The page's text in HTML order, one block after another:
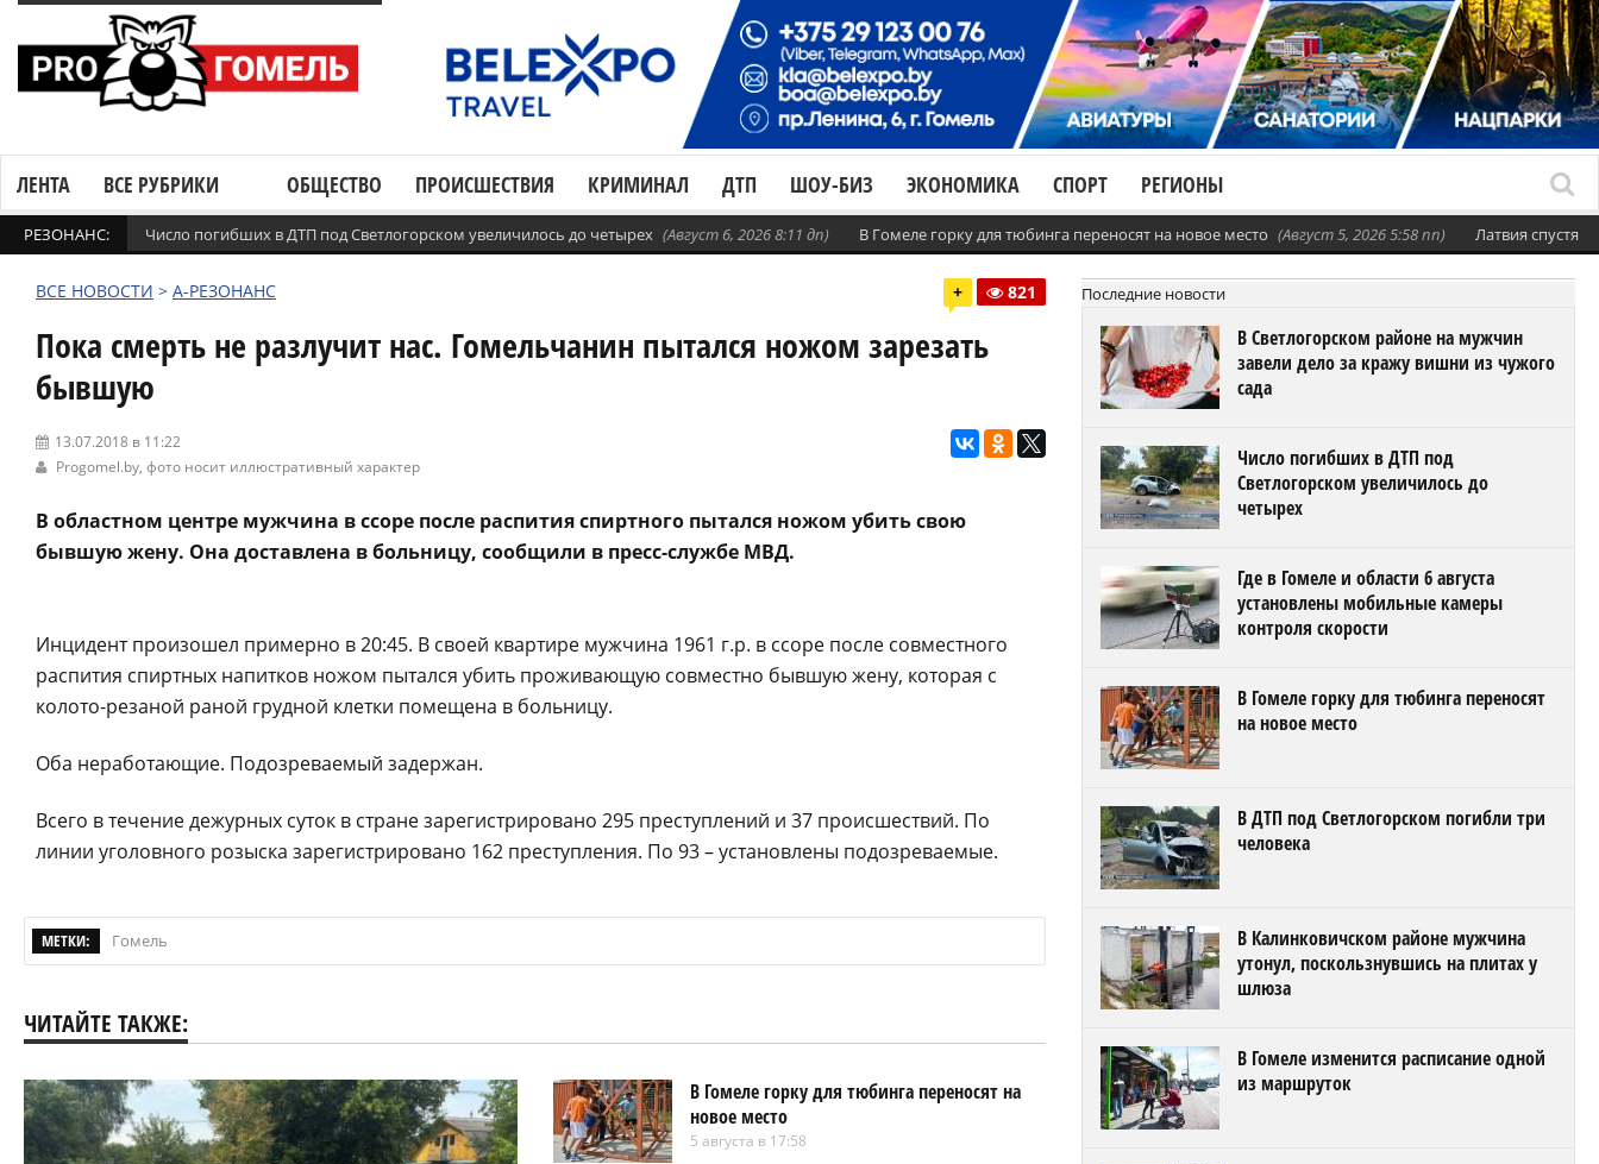
ЛЕНТА ВСЕ РУБРИКИ ОБЩЕСТВО ПРОИСШЕСТВИЯ КРИМИНАЛ ДТП ШОУ-БИЗ ЭКОНОМИКА СПОРТ РЕГИОНЫ
РЕЗОНАНС: Число погибших в ДТП под Светлогорском увеличилось до четырех (Август 6, 2026 8:11 дп) В Гомеле горку для тюбинга переносят на новое место (Август 5, 2026 5:58 пп) Латвия спустя
ВСЕ НОВОСТИ > А-РЕЗОНАНС + 821
Пока смерть не разлучит нас. Гомельчанин пытался ножом зарезать
бывшую
13.07.2018 в 11:22
Progomel.by, фото носит иллюстративный характер
В областном центре мужчина в ссоре после распития спиртного пытался ножом убить свою
бывшую жену. Она доставлена в больницу, сообщили в пресс-службе МВД.
Инцидент произошел примерно в 20:45. В своей квартире мужчина 1961 г.р. в ссоре после совместного
распития спиртных напитков ножом пытался убить проживающую совместно бывшую жену, которая с
колото-резаной раной грудной клетки помещена в больницу.
Оба неработающие. Подозреваемый задержан.
Всего в течение дежурных суток в стране зарегистрировано 295 преступлений и 37 происшествий. По
линии уголовного розыска зарегистрировано 162 преступления. По 93 – установлены подозреваемые.
МЕТКИ: Гомель
ЧИТАЙТЕ ТАКЖЕ:
В Гомеле горку для тюбинга переносят на
новое место
5 августа в 17:58
Последние новости
В Светлогорском районе на мужчин
завели дело за кражу вишни из чужого
сада
Число погибших в ДТП под
Светлогорском увеличилось до
четырех
Где в Гомеле и области 6 августа
установлены мобильные камеры
контроля скорости
В Гомеле горку для тюбинга переносят
на новое место
В ДТП под Светлогорском погибли три
человека
В Калинковичском районе мужчина
утонул, поскользнувшись на плитах у
шлюза
В Гомеле изменится расписание одной
из маршруток